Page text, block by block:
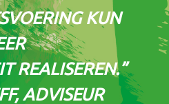
KUN
REALISEREN.”
ADVISEUR